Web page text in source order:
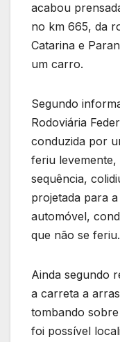
acabou
no km 665, da
Catarina e
um carro.
Segundo
Rodoviária
conduzida por
feriu
sequência,
projetada para
automóvel,
que não se feriu.
Ainda segundo
a carreta a
tombando
foi possível